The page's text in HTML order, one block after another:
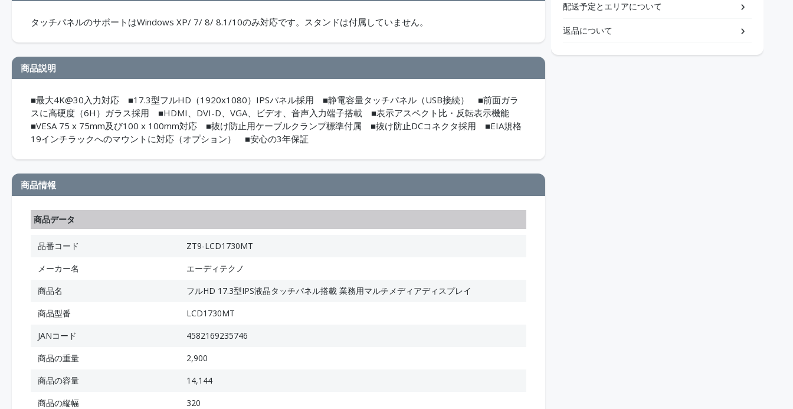
タッチパネルのサポートはWindows XP/ 7/ 8/ 8.1/10のみ対応です。スタンドは付属していません。
商品説明
■最大4K@30入力対応 ■17.3型フルHD（1920x1080）IPSパネル採用 ■静電容量タッチパネル（USB接続） ■前面ガラ
スに高硬度（6H）ガラス採用 ■HDMI、DVI-D、VGA、ビデオ、音声入力端子搭載 ■表示アスペクト比・反転表示機能
■VESA 75 x 75mm及び100 x 100mm対応 ■抜け防止用ケーブルクランプ標準付属 ■抜け防止DCコネクタ採用 ■EIA規格
19インチラックへのマウントに対応（オプション） ■安心の3年保証
商品情報
商品データ
品番コード
ZT9-LCD1730MT
メーカー名
エーディテクノ
商品名
フルHD 17.3型IPS液晶タッチパネル搭載 業務用マルチメディアディスプレイ
商品型番
LCD1730MT
JANコード
4582169235746
商品の重量
2,900
商品の容量
14,144
商品の縦幅
320
配送予定とエリアについて
返品について